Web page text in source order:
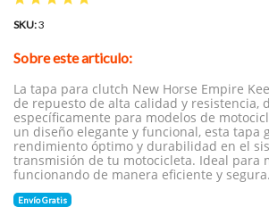
SKU:3
Sobre este articulo:
La tapa para clutch New Horse Empire
de repuesto de alta calidad y resistencia,
específicamente para modelos de
un diseño elegante y funcional, esta tapa
rendimiento óptimo y durabilidad en el
transmisión de tu motocicleta. Ideal para
funcionando de manera eficiente y segura.
Envío Gratis